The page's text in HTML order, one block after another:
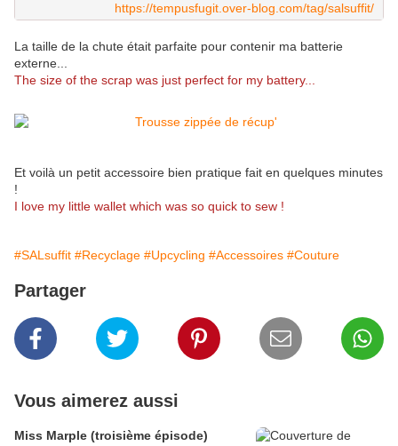
https://tempusfugit.over-blog.com/tag/salsuffit/
La taille de la chute était parfaite pour contenir ma batterie
externe...
The size of the scrap was just perfect for my battery...
Et voilà un petit accessoire bien pratique fait en quelques minutes
!
I love my little wallet which was so quick to sew !
#SALsuffit #Recyclage #Upcycling #Accessoires #Couture
Partager
Vous aimerez aussi
Miss Marple (troisième épisode)